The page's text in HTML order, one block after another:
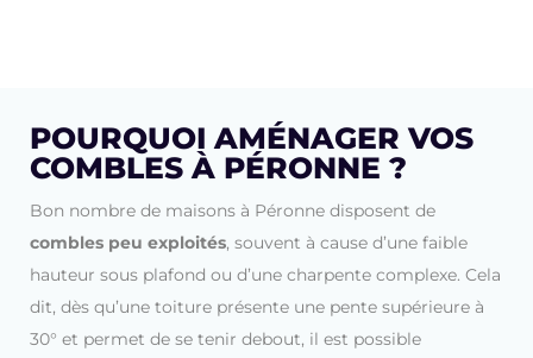
POURQUOI AMÉNAGER VOS
COMBLES À PÉRONNE ?
Bon nombre de maisons à Péronne disposent de
combles peu exploités, souvent à cause d’une faible
hauteur sous plafond ou d’une charpente complexe. Cela
dit, dès qu’une toiture présente une pente supérieure à
30° et permet de se tenir debout, il est possible